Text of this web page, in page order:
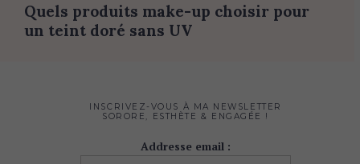
Quels produits make-up choisir pour
un teint doré sans UV
INSCRIVEZ-VOUS À MA NEWSLETTER
SORORE, ESTHÈTE & ENGAGÉE !
Addresse email :